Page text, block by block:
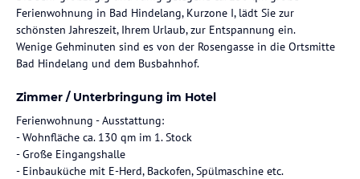
Ferienwohnung in Bad Hindelang, Kurzone I, lädt Sie zur
schönsten Jahreszeit, Ihrem Urlaub, zur Entspannung ein.
Wenige Gehminuten sind es von der Rosengasse in die Ortsmitte
Bad Hindelang und dem Busbahnhof.
Zimmer / Unterbringung im Hotel
Ferienwohnung - Ausstattung:
- Wohnfläche ca. 130 qm im 1. Stock
- Große Eingangshalle
- Einbauküche mit E-Herd, Backofen, Spülmaschine etc.